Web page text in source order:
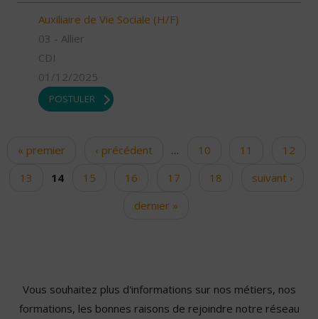
Auxiliaire de Vie Sociale (H/F)
03 - Allier
CDI
01/12/2025
POSTULER
Pages
« premier ‹ précédent … 10 11
12
13
14 15 16 17 18
suivant ›
dernier »
Vous souhaitez plus d'informations sur nos métiers, nos
formations, les bonnes raisons de rejoindre notre réseau